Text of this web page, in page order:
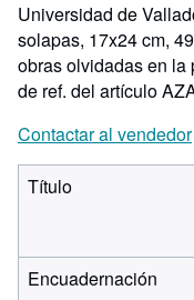
Universidad de
solapas, 17x24 cm,
obras olvidadas en
de ref. del artículo
Contactar al vendedor
Título
Encuadernación